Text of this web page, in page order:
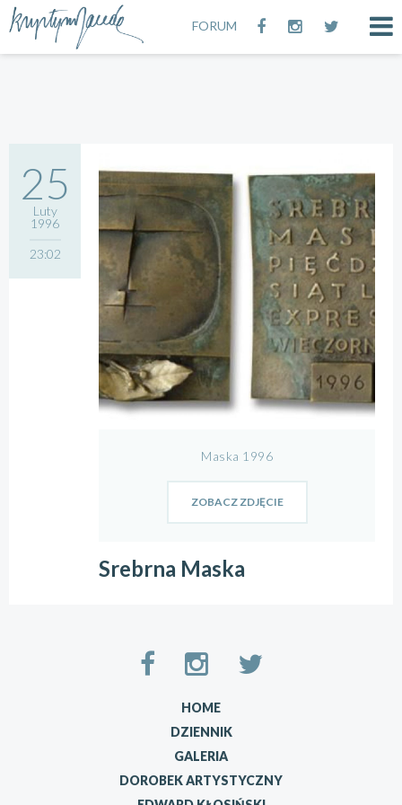
FORUM
25
Luty
1996
23:02
Maska 1996
ZOBACZ ZDJĘCIE
Srebrna Maska
HOME
DZIENNIK
GALERIA
DOROBEK ARTYSTYCZNY